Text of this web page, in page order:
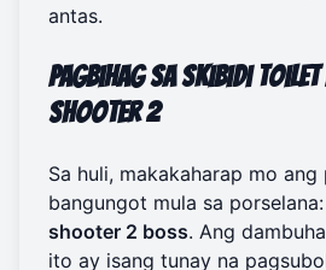
antas.
Pagbihag sa Skibidi Toilet
Shooter 2
Sa huli, makakaharap mo ang
bangungot mula sa
shooter 2 boss. Ang
ito ay isang tunay na